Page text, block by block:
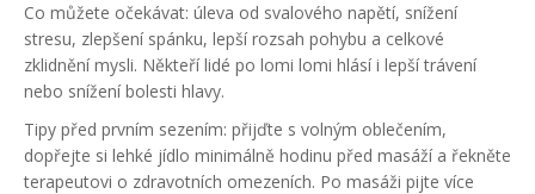
Co můžete očekávat: úleva od svalového napětí, snížení
stresu, zlepšení spánku, lepší rozsah pohybu a celkové
zklidnění mysli. Někteří lidé po lomi lomi hlásí i lepší trávení
nebo snížení bolesti hlavy.
Tipy před prvním sezením: přijďte s volným oblečením,
dopřejte si lehké jídlo minimálně hodinu před masáží a řekněte
terapeutovi o zdravotních omezeních. Po masáži pijte více